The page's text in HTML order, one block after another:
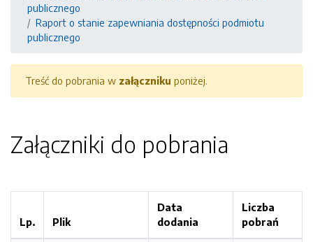
publicznego
Raport o stanie zapewniania dostępności podmiotu
publicznego
Treść do pobrania w załączniku poniżej.
Załączniki do pobrania
Lp. Plik
Data
dodania
Liczba
pobrań